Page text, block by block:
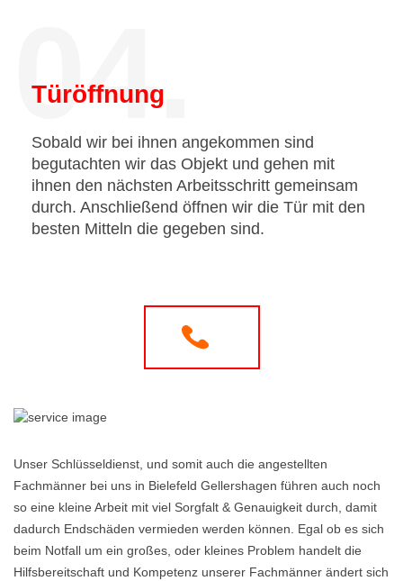
04.
Türöffnung
Sobald wir bei ihnen angekommen sind
begutachten wir das Objekt und gehen mit
ihnen den nächsten Arbeitsschritt gemeinsam
durch. Anschließend öffnen wir die Tür mit den
besten Mitteln die gegeben sind.
Unser Schlüsseldienst, und somit auch die angestellten
Fachmänner bei uns in Bielefeld Gellershagen führen auch noch
so eine kleine Arbeit mit viel Sorgfalt & Genauigkeit durch, damit
dadurch Endschäden vermieden werden können. Egal ob es sich
beim Notfall um ein großes, oder kleines Problem handelt die
Hilfsbereitschaft und Kompetenz unserer Fachmänner ändert sich